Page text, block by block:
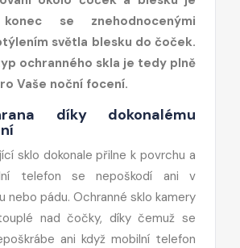
se znehodnocenými
světla blesku do čoček.
ochranného skla je tedy plně
Vaše noční focení.
díky dokonalému
sklo dokonale přilne k povrchu a
telefon se nepoškodí ani v
nebo pádu. Ochranné sklo kamery
nad čočky, díky čemuž se
ani když mobilní telefon